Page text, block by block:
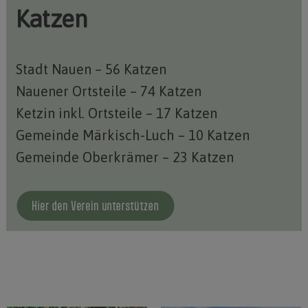
Katzen
Stadt Nauen – 56 Katzen
Nauener Ortsteile – 74 Katzen
Ketzin inkl. Ortsteile – 17 Katzen
Gemeinde Märkisch-Luch – 10 Katzen
Gemeinde Oberkrämer – 23 Katzen